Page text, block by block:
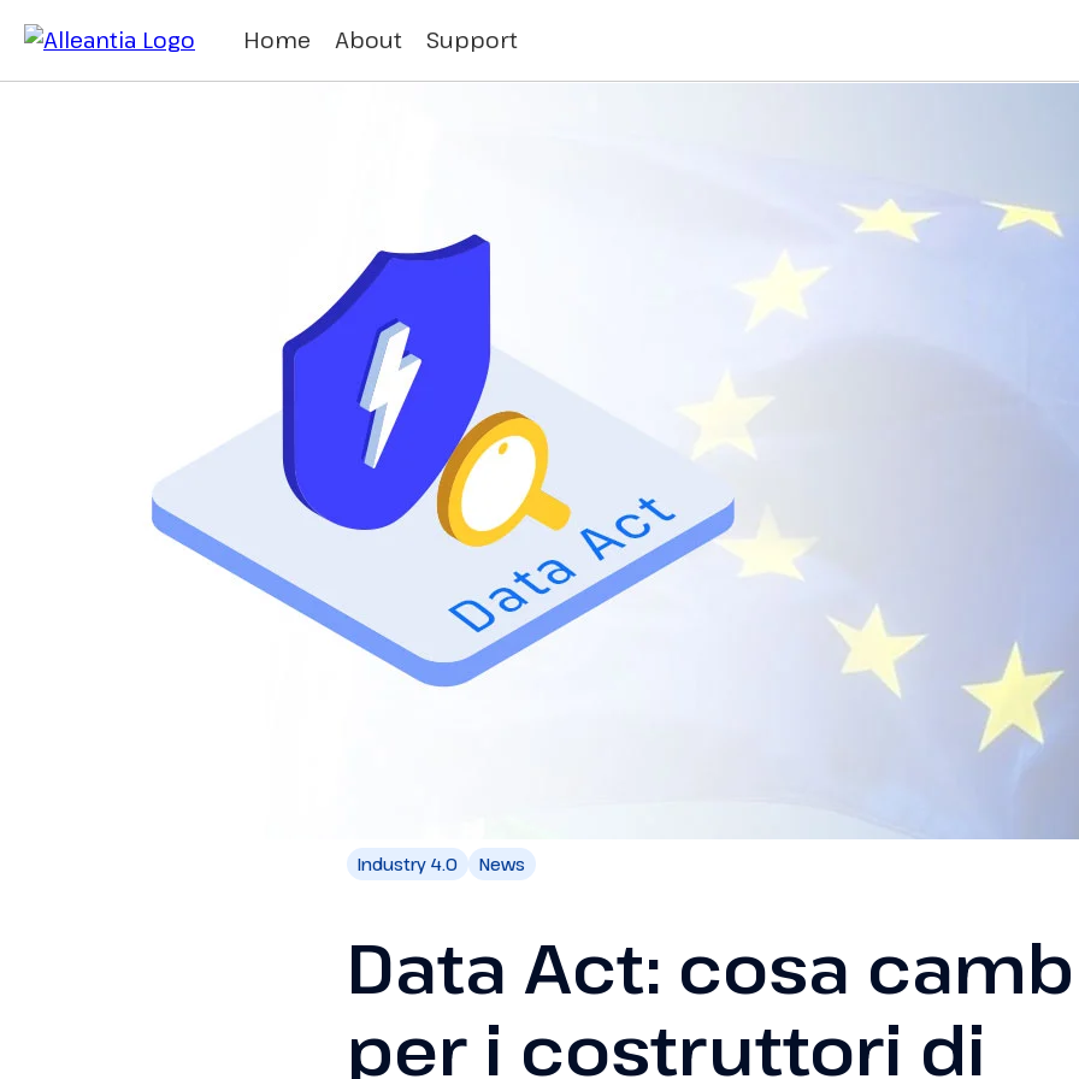
Home About Support
Industry 4.0 News
Data Act: cosa
per i costruttori di